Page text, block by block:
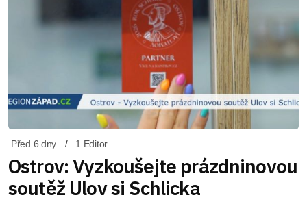
Před 6 dny 1 Editor
Ostrov: Vyzkoušejte prázdninovou
soutěž Ulov si Schlicka